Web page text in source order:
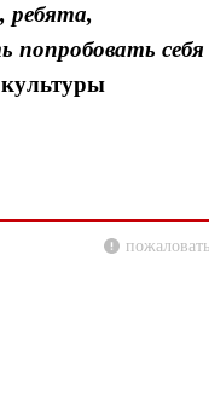
ребята,
себя